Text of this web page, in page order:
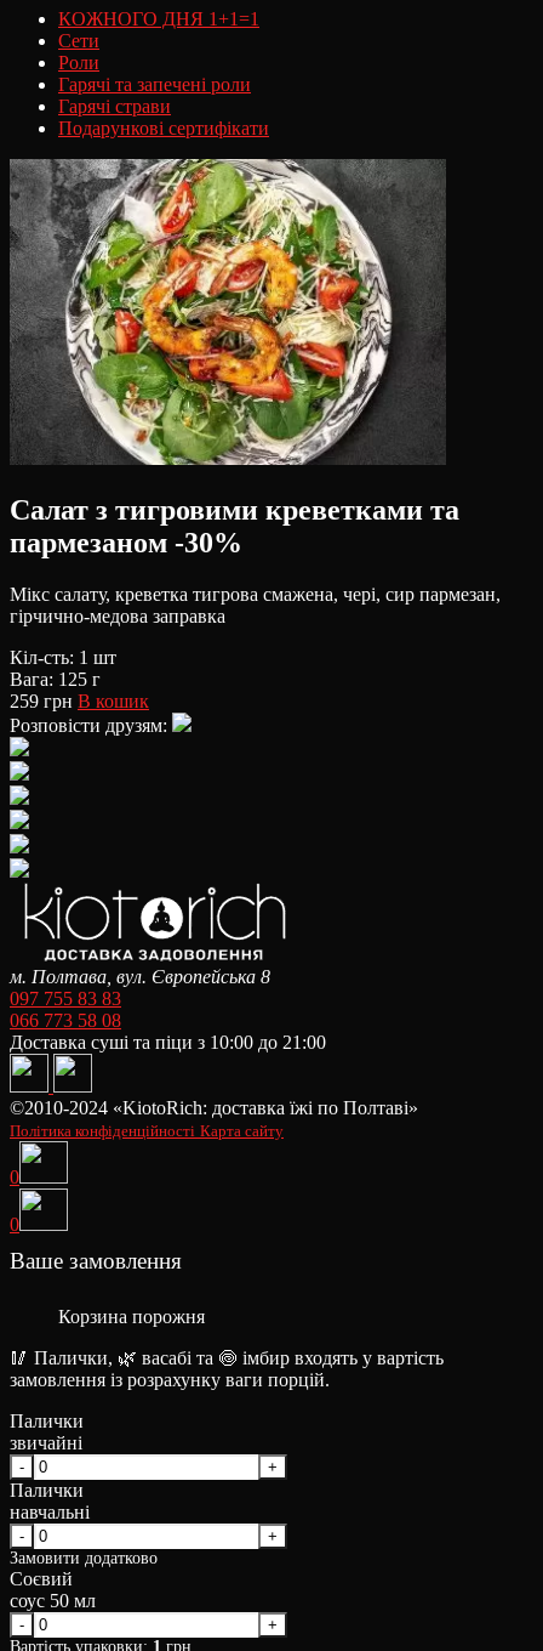
КОЖНОГО ДНЯ 1+1=1
Сети
Роли
Гарячі та запечені роли
Гарячі страви
Подарункові сертифікати
Салат з тигровими креветками та
пармезаном -30%
Мікс салату, креветка тигрова смажена, чері, сир пармезан,
гірчично-медова заправка
Кіл-сть: 1 шт
Вага: 125 г
259 грн В кошик
Розповісти друзям:
м. Полтава, вул. Європейська 8
097 755 83 83
066 773 58 08
Доставка суші та піци з 10:00 до 21:00
©2010-2024 «KiotoRich: доставка їжі по Полтаві»
Політика конфіденційності Карта сайту
0
0
Ваше замовлення
Корзина порожня
🥢 Палички, 🌿 васабі та 🍥 імбир входять у вартість
замовлення із розрахунку ваги порцій.
Палички
звичайні
Палички
навчальні
Замовити додатково
Соєвий
соус 50 мл
Вартість упаковки: 1 грн.